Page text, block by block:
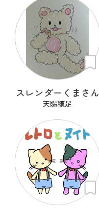
スレンダーくまさん
天賜穂足